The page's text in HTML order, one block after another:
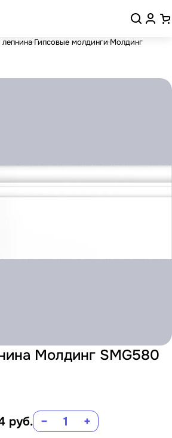
лепнина Гипсовые молдинги Молдинг
Молдинг SMG580
руб. − +